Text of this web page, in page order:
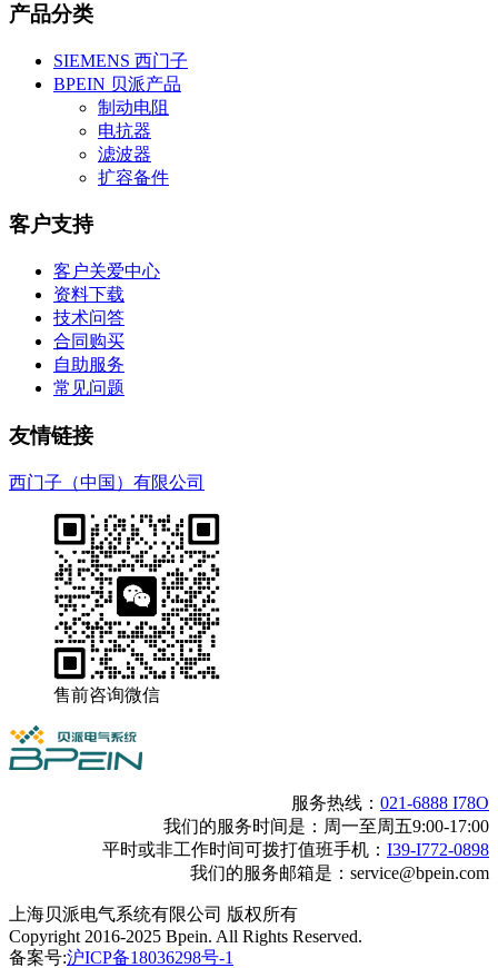
产品分类
SIEMENS 西门子
BPEIN 贝派产品
制动电阻
电抗器
滤波器
扩容备件
客户支持
客户关爱中心
资料下载
技术问答
合同购买
自助服务
常见问题
友情链接
西门子（中国）有限公司
售前咨询微信
服务热线： 021-6888 I78O
我们的服务时间是：周一至周五9:00-17:00
平时或非工作时间可拨打值班手机： I39-I772-0898
我们的服务邮箱是：service@bpein.com
上海贝派电气系统有限公司 版权所有
Copyright 2016-2025 Bpein. All Rights Reserved.
备案号:沪ICP备18036298号-1